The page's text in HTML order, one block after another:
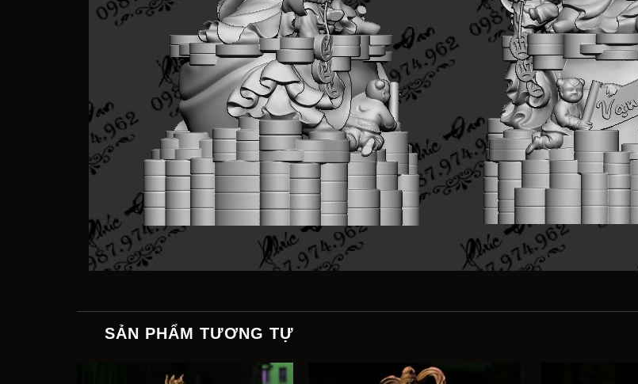
SẢN PHẨM TƯƠNG TỰ